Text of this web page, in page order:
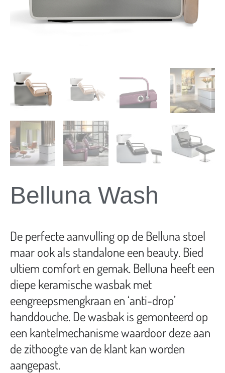
Belluna Wash
De perfecte aanvulling op de Belluna stoel
maar ook als standalone een beauty. Bied
ultiem comfort en gemak. Belluna heeft een
diepe keramische wasbak met
eengreepsmengkraan en ‘anti-drop’
handdouche. De wasbak is gemonteerd op
een kantelmechanisme waardoor deze aan
de zithoogte van de klant kan worden
aangepast.